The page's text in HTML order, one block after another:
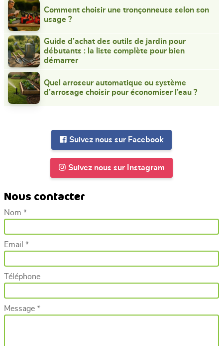
Comment choisir une tronçonneuse selon son
usage ?
Guide d’achat des outils de jardin pour
débutants : la liste complète pour bien
démarrer
Quel arroseur automatique ou système
d’arrosage choisir pour économiser l’eau ?
Suivez nous sur Facebook
Suivez nous sur Instagram
Nous contacter
Nom *
Email *
Téléphone
Message *